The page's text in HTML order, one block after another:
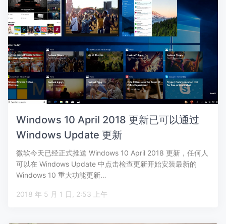
Windows 10 April 2018 更新已可以通过
Windows Update 更新
微软今天已经正式推送 Windows 10 April 2018 更新，任何人
可以在 Windows Update 中点击检查更新开始安装最新的
Windows 10 重大功能更新…
2018 年 5 月 1 日, 2:53 上午